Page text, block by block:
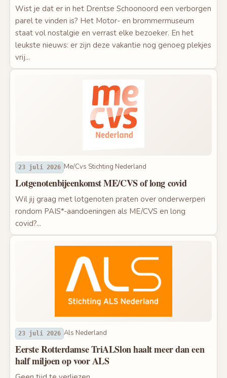
Wist je dat er in het Drentse Schoonoord een verborgen
parel te vinden is? Het Motor- en brommermuseum
staat vol nostalgie en verrast elke bezoeker. En het
leukste nieuws: er zijn deze vakantie nog genoeg plekjes
vrij...
23 juli 2026 Me/Cvs Stichting Nederland
Lotgenotenbijeenkomst ME/CVS of long covid
Wil jij graag met lotgenoten praten over onderwerpen
rondom PAIS*-aandoeningen als ME/CVS en long
covid?...
23 juli 2026 Als Nederland
Eerste Rotterdamse TriALSlon haalt meer dan een
half miljoen op voor ALS